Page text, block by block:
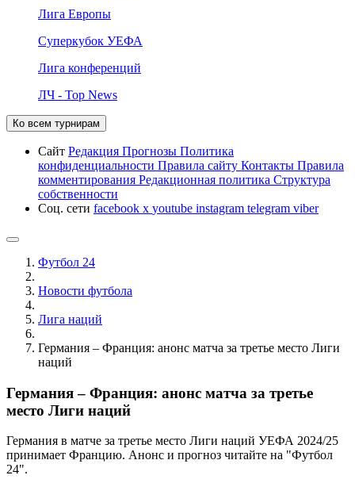
Лига Европы
Суперкубок УЕФА
Лига конференций
ЛЧ - Top News
Ко всем турнирам
Сайт Редакция Прогнозы Политика
конфиденциальности Правила сайту Контакты Правила
комментирования Редакционная политика Структура
собственности
Соц. сети facebook x youtube instagram telegram viber
Футбол 24
Новости футбола
Лига наций
Германия – Франция: анонс матча за третье место Лиги
наций
Германия – Франция: анонс матча за третье
место Лиги наций
Германия в матче за третье место Лиги наций УЕФА 2024/25
принимает Францию. Анонс и прогноз читайте на "Футбол
24".